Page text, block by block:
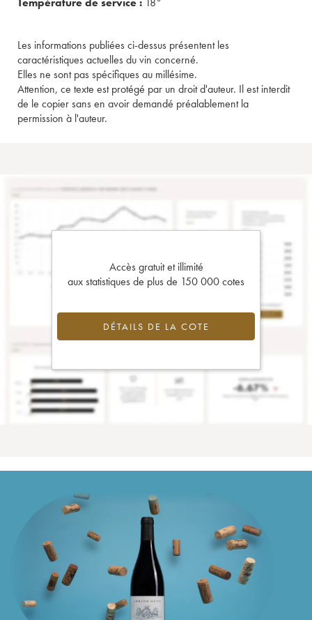
Les informations publiées ci-dessus présentent les
caractéristiques actuelles du vin concerné.
Elles ne sont pas spécifiques au millésime.
Attention, ce texte est protégé par un droit d'auteur. Il est interdit
de le copier sans en avoir demandé préalablement la
permission à l'auteur.
Accès gratuit et illimité
aux statistiques de plus de 150 000 cotes
DÉTAILS DE LA COTE